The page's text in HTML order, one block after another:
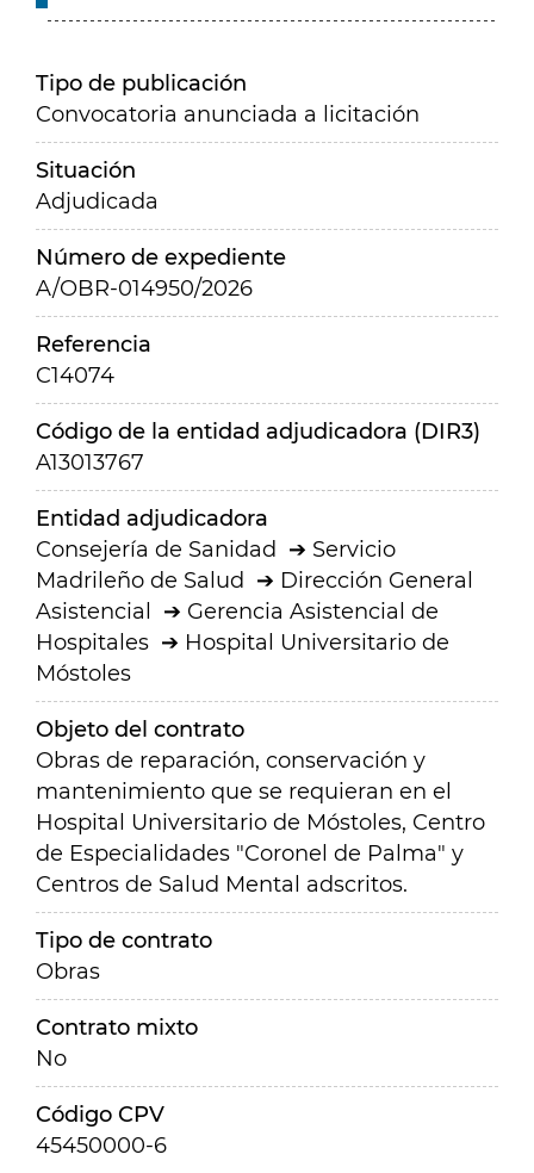
Tipo de publicación
Convocatoria anunciada a licitación
Situación
Adjudicada
Número de expediente
A/OBR-014950/2026
Referencia
C14074
Código de la entidad adjudicadora (DIR3)
A13013767
Entidad adjudicadora
Consejería de Sanidad
Servicio
Madrileño de Salud
Dirección General
Asistencial
Gerencia Asistencial de
Hospitales
Hospital Universitario de
Móstoles
Objeto del contrato
Obras de reparación, conservación y
mantenimiento que se requieran en el
Hospital Universitario de Móstoles, Centro
de Especialidades "Coronel de Palma" y
Centros de Salud Mental adscritos.
Tipo de contrato
Obras
Contrato mixto
No
Código CPV
45450000-6